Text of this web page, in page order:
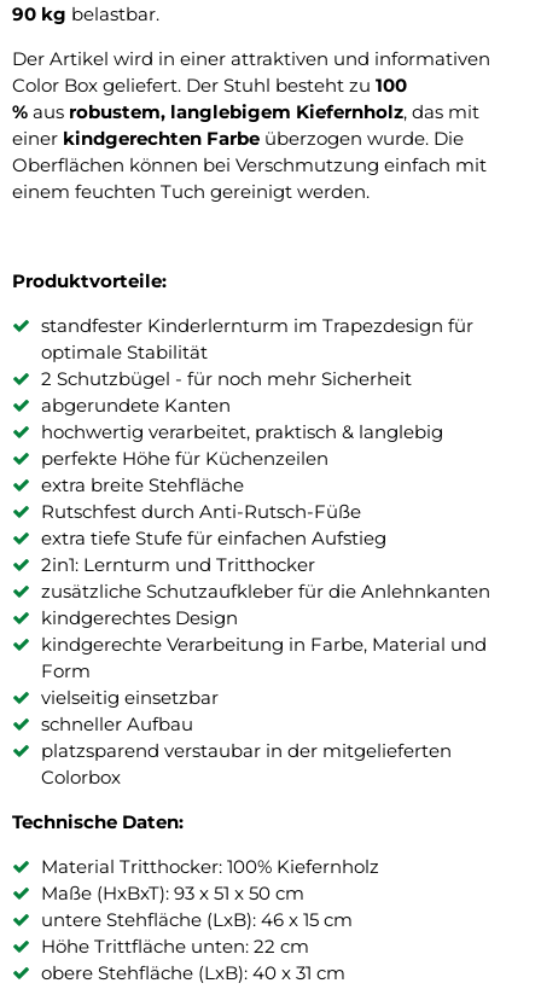
90 kg belastbar.
Der Artikel wird in einer attraktiven und informativen
Color Box geliefert. Der Stuhl besteht zu 100
% aus robustem, langlebigem Kiefernholz, das mit
einer kindgerechten Farbe überzogen wurde. Die
Oberflächen können bei Verschmutzung einfach mit
einem feuchten Tuch gereinigt werden.
Produktvorteile:
standfester Kinderlernturm im Trapezdesign für
optimale Stabilität
2 Schutzbügel - für noch mehr Sicherheit
abgerundete Kanten
hochwertig verarbeitet, praktisch & langlebig
perfekte Höhe für Küchenzeilen
extra breite Stehfläche
Rutschfest durch Anti-Rutsch-Füße
extra tiefe Stufe für einfachen Aufstieg
2in1: Lernturm und Tritthocker
zusätzliche Schutzaufkleber für die Anlehnkanten
kindgerechtes Design
kindgerechte Verarbeitung in Farbe, Material und
Form
vielseitig einsetzbar
schneller Aufbau
platzsparend verstaubar in der mitgelieferten
Colorbox
Technische Daten:
Material Tritthocker: 100% Kiefernholz
Maße (HxBxT): 93 x 51 x 50 cm
untere Stehfläche (LxB): 46 x 15 cm
Höhe Trittfläche unten: 22 cm
obere Stehfläche (LxB): 40 x 31 cm